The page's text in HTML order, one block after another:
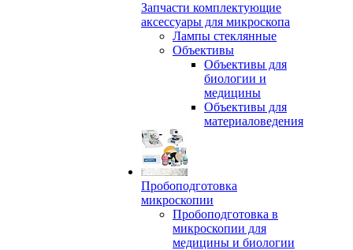
Запчасти комплектующие
аксессуары для микроскопа
Лампы стеклянные
Объективы
Объективы для
биологии и
медицины
Объективы для
материаловедения
Пробоподготовка
микроскопии
Пробоподготовка в
микроскопии для
медицины и биологии